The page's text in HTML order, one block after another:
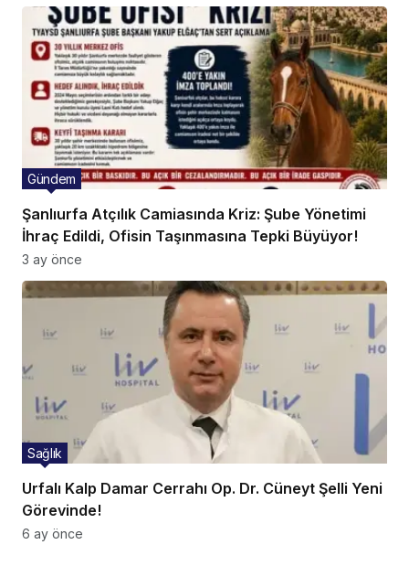
Şanlıurfa Atçılık Camiasında Kriz: Şube Yönetimi
İhraç Edildi, Ofisin Taşınmasına Tepki Büyüyor!
Gündem
3 ay önce
Urfalı Kalp Damar Cerrahı Op. Dr. Cüneyt Şelli Yeni
Görevinde!
Sağlık
6 ay önce